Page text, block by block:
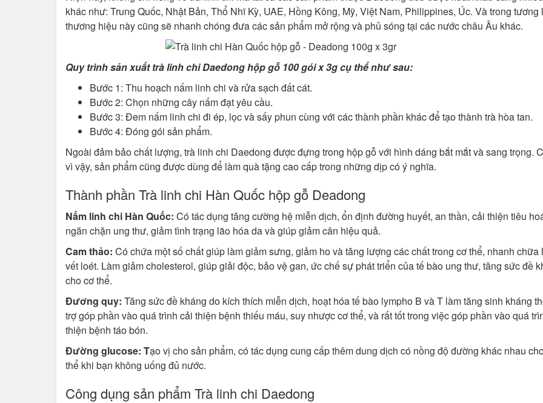
khác như: Trung Quốc, Nhật Bản, Thổ Nhĩ Kỳ, UAE, Hồng Kông, Mỹ, Việt Nam, Philippines, Úc. Và trong tương
thương hiệu này cũng sẽ nhanh chóng đưa các sản phẩm mở rộng và phủ sóng tại các nước châu Âu khác.
Quy trình sản xuất trà linh chi Daedong hộp gỗ 100 gói x 3g cụ thể như sau:
Bước 1: Thu hoạch nấm linh chi và rửa sạch đất cát.
Bước 2: Chọn những cây nấm đạt yêu cầu.
Bước 3: Đem nấm linh chi đi ép, lọc và sấy phun cùng với các thành phần khác để tạo thành trà hòa tan.
Bước 4: Đóng gói sản phẩm.
Ngoài đảm bảo chất lượng, trà linh chi Daedong được đựng trong hộp gỗ với hình dáng bắt mắt và sang trọng.
vì vậy, sản phẩm cũng được dùng để làm quà tặng cao cấp trong những dịp có ý nghĩa.
Thành phần Trà linh chi Hàn Quốc hộp gỗ Deadong
Nấm linh chi Hàn Quốc: Có tác dụng tăng cường hệ miễn dịch, ổn định đường huyết, an thần, cải thiện tiêu
ngăn chặn ung thư, giảm tình trạng lão hóa da và giúp giảm cân hiệu quả.
Cam thảo: Có chứa một số chất giúp làm giảm sưng, giảm ho và tăng lượng các chất trong cơ thể, nhanh chữa
vết loét. Làm giảm cholesterol, giúp giải độc, bảo vệ gan, ức chế sự phát triển của tế bào ung thư, tăng sức đề
cho cơ thể.
Đương quy: Tăng sức đề kháng do kích thích miễn dịch, hoạt hóa tế bào lympho B và T làm tăng sinh kháng
trợ góp phần vào quá trình cải thiện bệnh thiếu máu, suy nhược cơ thể, và rất tốt trong việc góp phần vào quá
thiện bệnh táo bón.
Đường glucose: Tạo vị cho sản phẩm, có tác dụng cung cấp thêm dung dịch có nồng độ đường khác nhau
thể khi bạn không uống đủ nước.
Công dụng sản phẩm Trà linh chi Daedong